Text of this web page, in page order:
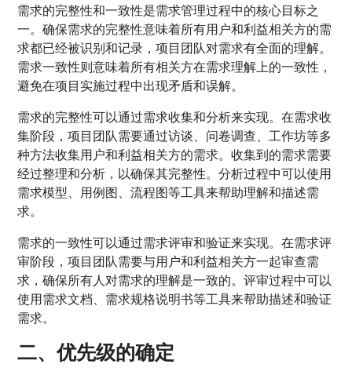
需求的完整性和一致性是需求管理过程中的核心目标之
一。确保需求的完整性意味着所有用户和利益相关方的需
求都已经被识别和记录，项目团队对需求有全面的理解。
需求一致性则意味着所有相关方在需求理解上的一致性，
避免在项目实施过程中出现矛盾和误解。
需求的完整性可以通过需求收集和分析来实现。在需求收
集阶段，项目团队需要通过访谈、问卷调查、工作坊等多
种方法收集用户和利益相关方的需求。收集到的需求需要
经过整理和分析，以确保其完整性。分析过程中可以使用
需求模型、用例图、流程图等工具来帮助理解和描述需
求。
需求的一致性可以通过需求评审和验证来实现。在需求评
审阶段，项目团队需要与用户和利益相关方一起审查需
求，确保所有人对需求的理解是一致的。评审过程中可以
使用需求文档、需求规格说明书等工具来帮助描述和验证
需求。
二、优先级的确定